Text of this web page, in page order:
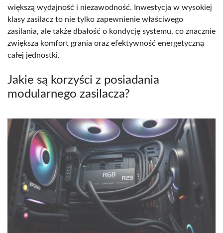
większą wydajność i niezawodność. Inwestycja w wysokiej
klasy zasilacz to nie tylko zapewnienie właściwego
zasilania, ale także dbałość o kondycję systemu, co znacznie
zwiększa komfort grania oraz efektywność energetyczną
całej jednostki.
Jakie są korzyści z posiadania
modularnego zasilacza?